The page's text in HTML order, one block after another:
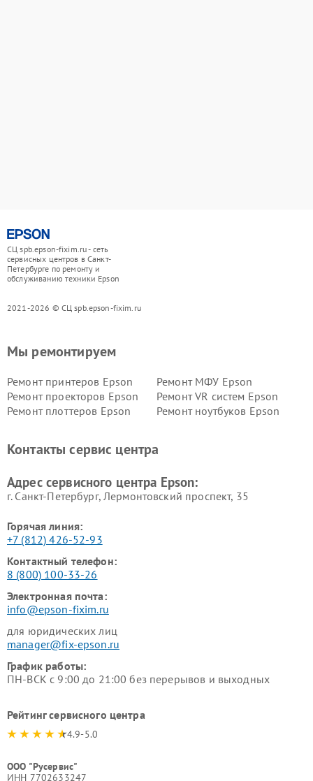
СЦ spb.epson-fixim.ru - сеть
сервисных центров в Санкт-
Петербурге по ремонту и
обслуживанию техники Epson
2021-2026 © СЦ spb.epson-fixim.ru
Мы ремонтируем
Ремонт принтеров Epson
Ремонт МФУ Epson
Ремонт проекторов Epson
Ремонт VR систем Epson
Ремонт плоттеров Epson
Ремонт ноутбуков Epson
Контакты сервис центра
Адрес сервисного центра Epson:
г. Санкт-Петербург, Лермонтовский проспект, 35
Горячая линия:
+7 (812) 426-52-93
Контактный телефон:
8 (800) 100-33-26
Электронная почта:
info@epson-fixim.ru
для юридических лиц
manager@fix-epson.ru
График работы:
ПН-ВСК с 9:00 до 21:00 без перерывов и выходных
Рейтинг сервисного центра
4.9-5.0
ООО "Русервис"
ИНН 7702633247